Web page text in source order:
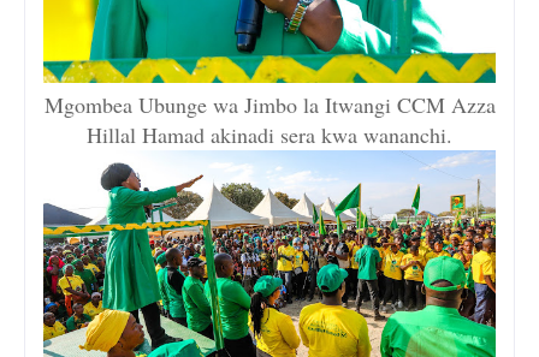
Mgombea Ubunge wa Jimbo la Itwangi CCM Azza
Hillal Hamad akinadi sera kwa wananchi.